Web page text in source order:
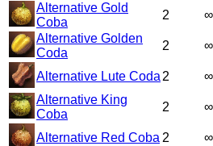
Alternative Gold
Coba
2 ∞
Alternative Golden
Coda
2 ∞
Alternative Lute Coda 2 ∞
Alternative King
Coba
2 ∞
Alternative Red Coba 2 ∞